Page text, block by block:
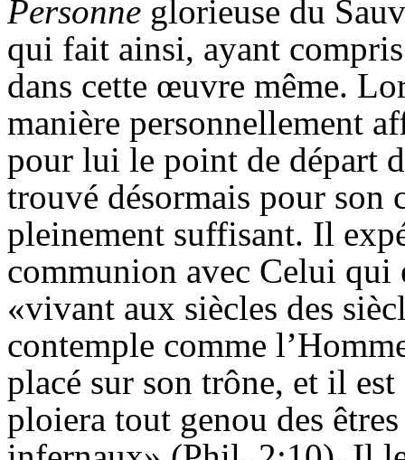
Personne glorieuse du
qui fait ainsi, ayant
dans cette œuvre même.
manière personnellement
pour lui le point de départ
trouvé désormais pour
pleinement suffisant. Il
communion avec Celui qui
«vivant aux siècles des
contemple comme
placé sur son trône, et il est
ploiera tout genou des